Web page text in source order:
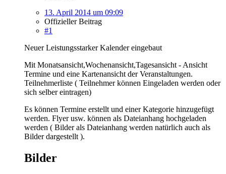
13. April 2014 um 09:09
Offizieller Beitrag
#1
Neuer Leistungsstarker Kalender eingebaut
Mit Monatsansicht,Wochenansicht,Tagesansicht - Ansicht
Termine und eine Kartenansicht der Veranstaltungen.
Teilnehmerliste ( Teilnehmer können Eingeladen werden oder
sich selber eintragen)
Es können Termine erstellt und einer Kategorie hinzugefügt
werden. Flyer usw. können als Dateianhang hochgeladen
werden ( Bilder als Dateianhang werden natürlich auch als
Bilder dargestellt ).
Bilder